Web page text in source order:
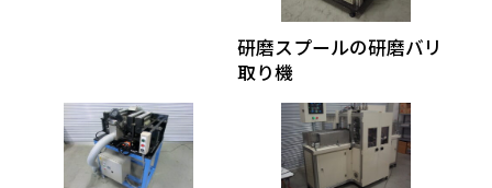
研磨スプールの研磨バリ
取り機